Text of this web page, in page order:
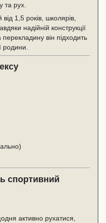
та рух.
1,5 років, школярів,
надійній конструкції
він підходить
родини.
спортивний
активно рухатися,